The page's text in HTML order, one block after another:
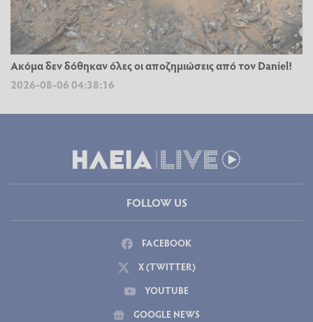
Ακόμα δεν δόθηκαν όλες οι αποζημιώσεις από τον Daniel!
2026-08-06 04:38:16
FOLLOW US
FACEBOOK
X (TWITTER)
YOUTUBE
GOOGLE NEWS